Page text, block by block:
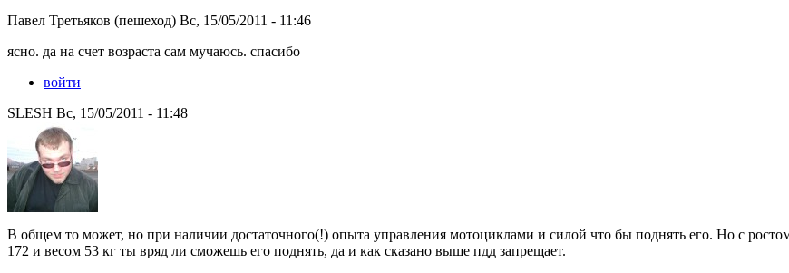
Павел Третьяков (пешеход) Вс, 15/05/2011 - 11:46
ясно. да на счет возраста сам мучаюсь. спасибо
войти
SLESH Вс, 15/05/2011 - 11:48
В общем то может, но при наличии достаточного(!) опыта управления мотоциклами и силой что бы поднять его. Но с
172 и весом 53 кг ты вряд ли сможешь его поднять, да и как сказано выше пдд запрещает.